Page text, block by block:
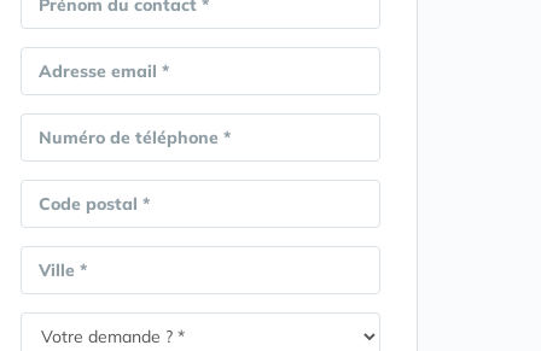
Prénom du contact *
Adresse email *
Numéro de téléphone *
Code postal *
Ville *